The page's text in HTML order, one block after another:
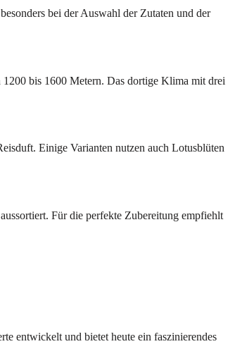
bei der Auswahl der Zutaten und der
bis 1600 Metern. Das dortige Klima mit drei
Einige Varianten nutzen auch Lotusblüten
Für die perfekte Zubereitung empfiehlt
entwickelt und bietet heute ein faszinierendes